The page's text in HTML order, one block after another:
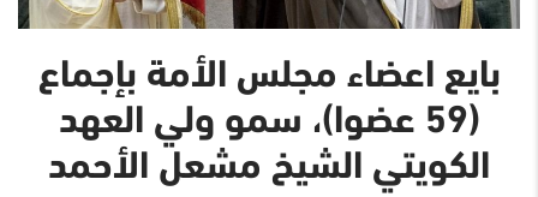
بايع اعضاء مجلس الأمة بإجماع
(59 عضوا)، سمو ولي العهد
الكويتي الشيخ مشعل الأحمد